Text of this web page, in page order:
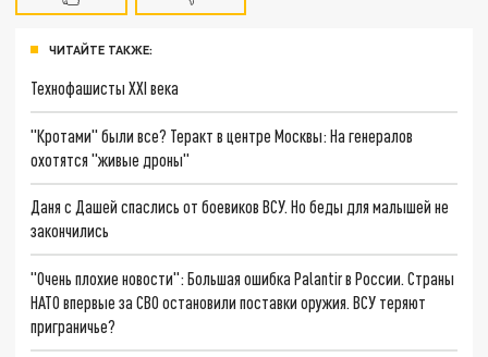
ЧИТАЙТЕ ТАКЖЕ:
Технофашисты XXI века
"Кротами" были все? Теракт в центре Москвы: На генералов
охотятся "живые дроны"
Даня с Дашей спаслись от боевиков ВСУ. Но беды для малышей не
закончились
"Очень плохие новости": Большая ошибка Palantir в России. Страны
НАТО впервые за СВО остановили поставки оружия. ВСУ теряют
приграничье?